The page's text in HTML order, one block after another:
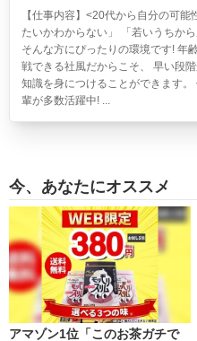
【仕事内容】<20代から自分の可
たいかわからない」 「若いうちか
そんな方にぴったりの環境です! 年
戦できる社風だからこそ、 早い段
知識を身につけることができます
輩が多数活躍中! ...
今、あなたにオススメ
アマゾン1位「このお茶ガチで